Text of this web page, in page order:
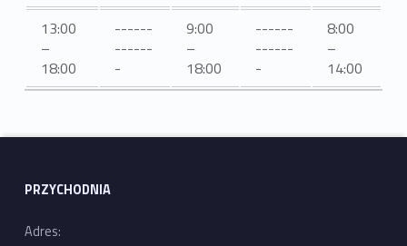
13:00
–
18:00
------
------
-
9:00
–
18:00
------
------
-
8:00
–
14:00
Skip back to main navigation
PRZYCHODNIA
Adres: